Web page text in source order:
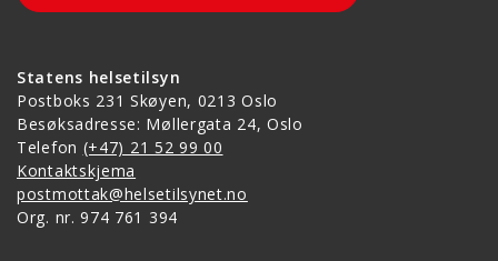
Statens helsetilsyn
Postboks 231 Skøyen, 0213 Oslo
Besøksadresse: Møllergata 24, Oslo
Telefon (+47) 21 52 99 00
Kontaktskjema
postmottak@helsetilsynet.no
Org. nr. 974 761 394